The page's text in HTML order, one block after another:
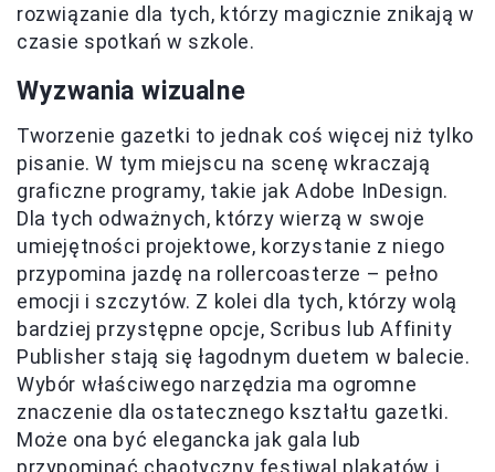
rozwiązanie dla tych, którzy magicznie znikają w
czasie spotkań w szkole.
Wyzwania wizualne
Tworzenie gazetki to jednak coś więcej niż tylko
pisanie. W tym miejscu na scenę wkraczają
graficzne programy, takie jak Adobe InDesign.
Dla tych odważnych, którzy wierzą w swoje
umiejętności projektowe, korzystanie z niego
przypomina jazdę na rollercoasterze – pełno
emocji i szczytów. Z kolei dla tych, którzy wolą
bardziej przystępne opcje, Scribus lub Affinity
Publisher stają się łagodnym duetem w balecie.
Wybór właściwego narzędzia ma ogromne
znaczenie dla ostatecznego kształtu gazetki.
Może ona być elegancka jak gala lub
przypominać chaotyczny festiwal plakatów i